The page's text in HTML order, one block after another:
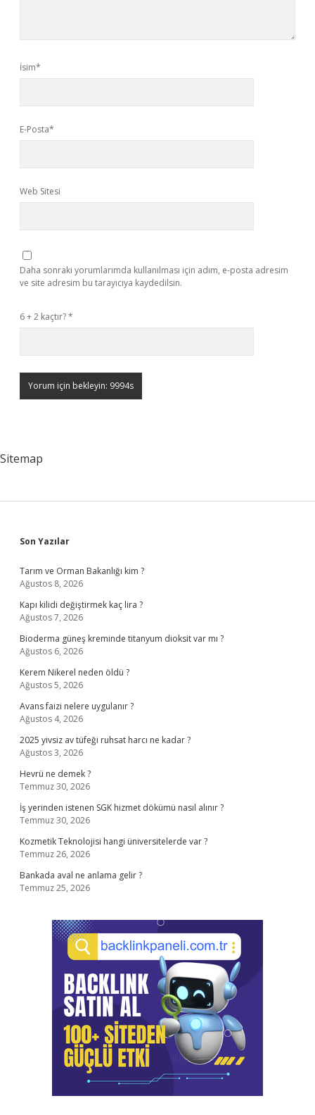
İsim*
E-Posta*
Web Sitesi
Daha sonraki yorumlarımda kullanılması için adım, e-posta adresim
ve site adresim bu tarayıcıya kaydedilsin.
6 + 2 kaçtır?*
Sitemap
Sidebar
Son Yazılar
Tarım ve Orman Bakanlığı kim ?
Ağustos 8, 2026
Kapı kilidi değiştirmek kaç lira ?
Ağustos 7, 2026
Bioderma güneş kreminde titanyum dioksit var mı ?
Ağustos 6, 2026
Kerem Nikerel neden öldü ?
Ağustos 5, 2026
Avans faizi nelere uygulanır ?
Ağustos 4, 2026
2025 yivsiz av tüfeği ruhsat harcı ne kadar ?
Ağustos 3, 2026
Hevrü ne demek ?
Temmuz 30, 2026
İş yerinden istenen SGK hizmet dökümü nasıl alınır ?
Temmuz 30, 2026
Kozmetik Teknolojisi hangi üniversitelerde var ?
Temmuz 26, 2026
Bankada aval ne anlama gelir ?
Temmuz 25, 2026